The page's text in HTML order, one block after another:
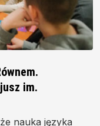
im.
nauka języka